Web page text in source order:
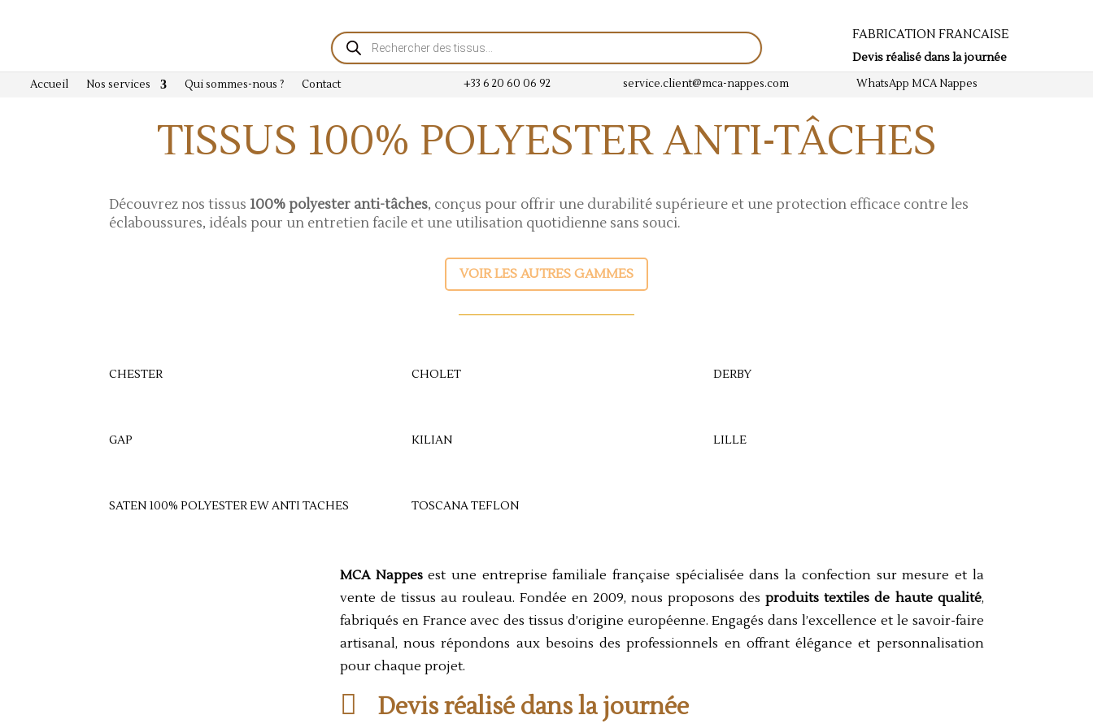
Recherche
de
produits
FABRICATION FRANCAISE
Devis réalisé dans la journée
Accueil Nos services Qui sommes-nous ? Contact +33 6 20 60 06 92 service.client@mca-nappes.com WhatsApp MCA Nappes
TISSUS 100% POLYESTER ANTI-TÂCHES
Découvrez nos tissus 100% polyester anti-tâches, conçus pour offrir une durabilité supérieure et une protection efficace contre les
éclaboussures, idéals pour un entretien facile et une utilisation quotidienne sans souci.
VOIR LES AUTRES GAMMES
CHESTER CHOLET DERBY
GAP KILIAN LILLE
SATEN 100% POLYESTER EW ANTI TACHES TOSCANA TEFLON
MCA Nappesest une entreprise familiale française spécialisée dans la confection sur mesure et la
vente de tissus au rouleau. Fondée en 2009, nous proposons desproduits textiles de haute qualité,
fabriqués en France avec des tissus d’origine européenne. Engagés dans l’excellence et le savoir-faire
artisanal, nous répondons aux besoins des professionnels en offrant élégance et personnalisation
pour chaque projet.
 Devis réalisé dans la journée